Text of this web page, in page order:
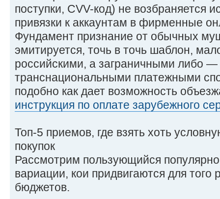
поступки, CVV-код) не возбраняется
привязки к аккаунтам в фирменные
Фундамент признание от обычных
эмитируется, точь в точь шаблон,
российскими, а заграничными либо —
транснациональными платежными
подобно как дает возможность
инструкция по оплате зарубежного
Топ-5 приемов, где взять хоть
покупок
Рассмотрим пользующийся
вариации, кои придвигаются для того
бюджетов.